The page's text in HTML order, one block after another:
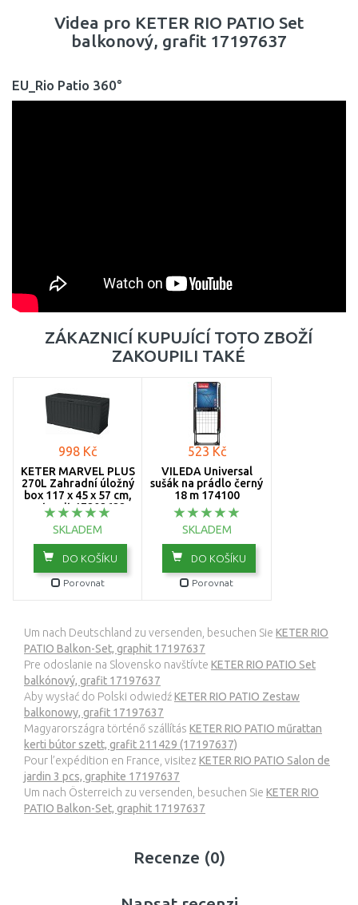
Videa pro KETER RIO PATIO Set
balkonový, grafit 17197637
EU_Rio Patio 360°
ZÁKAZNICÍ KUPUJÍCÍ TOTO ZBOŽÍ
ZAKOUPILI TAKÉ
998 Kč
KETER MARVEL PLUS
270L Zahradní úložný
box 117 x 45 x 57 cm,
antracit 17202622
SKLADEM
DO KOŠÍKU
Porovnat
523 Kč
VILEDA Universal
sušák na prádlo černý
18 m 174100
SKLADEM
DO KOŠÍKU
Porovnat
Um nach Deutschland zu versenden, besuchen Sie KETER RIO
PATIO Balkon-Set, graphit 17197637
Pre odoslanie na Slovensko navštívte KETER RIO PATIO Set
balkónový, grafit 17197637
Aby wysłać do Polski odwiedźKETER RIO PATIO Zestaw
balkonowy, grafit 17197637
Magyarországra történő szállítás KETER RIO PATIO műrattan
kerti bútor szett, grafit 211429 (17197637)
Pour l’expédition en France, visitez KETER RIO PATIO Salon de
jardin 3 pcs, graphite 17197637
Um nach Österreich zu versenden, besuchen Sie KETER RIO
PATIO Balkon-Set, graphit 17197637
Recenze (0)